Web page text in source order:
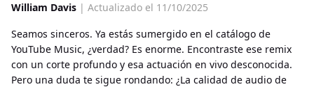
William Davis | Actualizado el 11/10/2025
Seamos sinceros. Ya estás sumergido en el catálogo de
YouTube Music, ¿verdad? Es enorme. Encontraste ese remix
con un corte profundo y esa actuación en vivo desconocida.
Pero una duda te sigue rondando: ¿La calidad de audio de